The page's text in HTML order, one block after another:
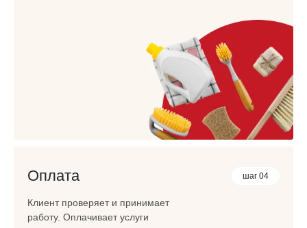
шаг 04
Оплата
Клиент проверяет и принимает
работу. Оплачивает услуги